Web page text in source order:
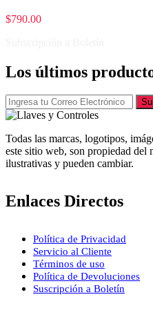
$790.00
Los últimos
Todas las marcas, logotipos,
este sitio web, son propiedad del
ilustrativas y pueden cambiar.
Enlaces Directos
Política de Privacidad
Servicio al Cliente
Términos de uso
Política de Devoluciones
Suscripción a Boletín